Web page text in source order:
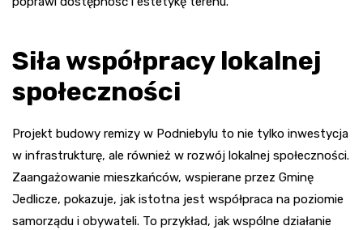
Siła współpracy lokalnej
społeczności
Projekt budowy remizy w Podniebylu to nie tylko inwestycja
w infrastrukturę, ale również w rozwój lokalnej społeczności.
Zaangażowanie mieszkańców, wspierane przez Gminę
Jedlicze, pokazuje, jak istotna jest współpraca na poziomie
samorządu i obywateli. To przykład, jak wspólne działanie